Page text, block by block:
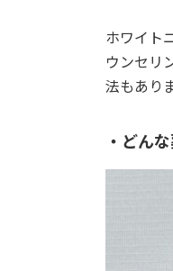
ホワイト
ウンセリ
法もあり
・どん